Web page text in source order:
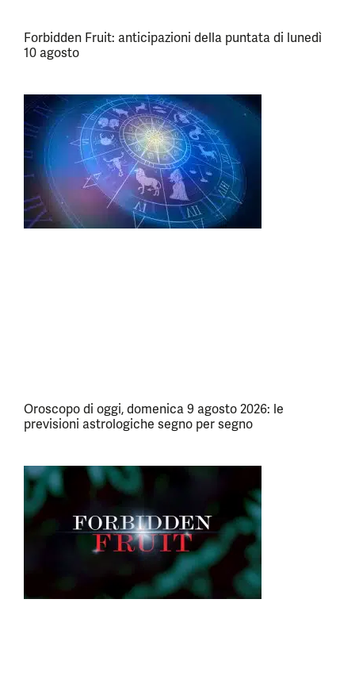
Forbidden Fruit: anticipazioni della puntata di lunedì
10 agosto
Oroscopo di oggi, domenica 9 agosto 2026: le
previsioni astrologiche segno per segno